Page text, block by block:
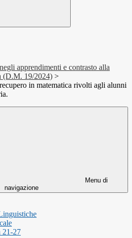
apprendimenti e contrasto alla
(D.M. 19/2024) >
in matematica rivolti agli alunni
Menu di
navigazione
21-27